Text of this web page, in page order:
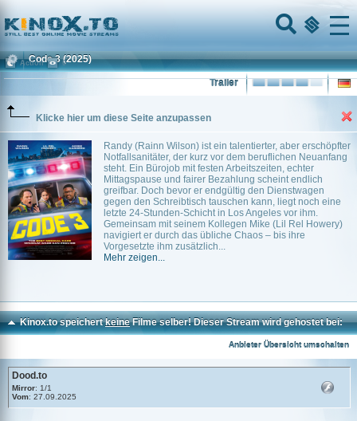
Home
Menu
Code 3 (2025)
Trailer
Klicke hier um diese Seite anzupassen
Randy (Rainn Wilson) ist ein talentierter, aber erschöpfter
Notfallsanitäter, der kurz vor dem beruflichen Neuanfang
steht. Ein Bürojob mit festen Arbeitszeiten, echter
Mittagspause und fairer Bezahlung scheint endlich
greifbar. Doch bevor er endgültig den Dienstwagen
gegen den Schreibtisch tauschen kann, liegt noch eine
letzte 24-Stunden-Schicht in Los Angeles vor ihm.
Gemeinsam mit seinem Kollegen Mike (Lil Rel Howery)
navigiert er durch das übliche Chaos – bis ihre
Vorgesetzte ihm zusätzlich...
Mehr zeigen...
Action 0
Kinox.to speichertkeineFilme selber! Dieser Stream wird gehostet bei:
Anbieter Übersicht umschalten
Dood.to
Mirror: 1/1
Vom: 27.09.2025